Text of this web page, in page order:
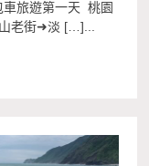
車旅遊第一天 桃園
老街➜淡 […]...